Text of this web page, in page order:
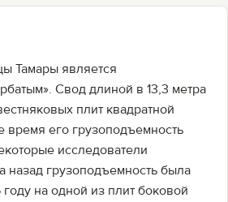
Тамары является
Свод длиной в 13,3 метра
плит квадратной
его грузоподъемность
исследователи
назад грузоподъемность была
на одной из плит боковой